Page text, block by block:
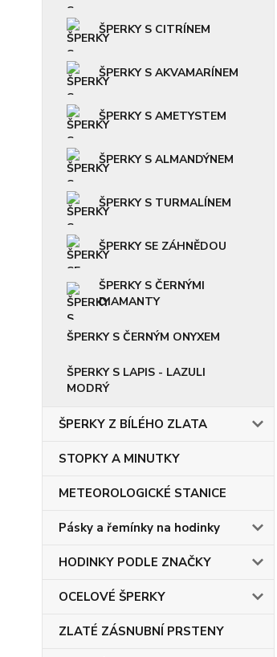
ŠPERKY S CITRÍNEM
ŠPERKY S AKVAMARÍNEM
ŠPERKY S AMETYSTEM
ŠPERKY S ALMANDÝNEM
ŠPERKY S TURMALÍNEM
ŠPERKY SE ZÁHNĚDOU
ŠPERKY S ČERNÝMI
DIAMANTY
ŠPERKY S ČERNÝM ONYXEM
ŠPERKY S LAPIS - LAZULI
MODRÝ
ŠPERKY Z BÍLÉHO ZLATA
STOPKY A MINUTKY
METEOROLOGICKÉ STANICE
Pásky a řemínky na hodinky
HODINKY PODLE ZNAČKY
OCELOVÉ ŠPERKY
ZLATÉ ZÁSNUBNÍ PRSTENY